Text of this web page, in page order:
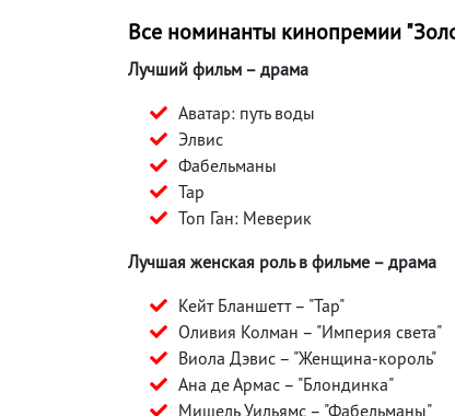
Все номинанты кинопремии
Лучший фильм – драма
Аватар: путь воды
Элвис
Фабельманы
Тар
Топ Ган: Меверик
Лучшая женская роль в фильме – драма
Кейт Бланшетт – "Тар"
Оливия Колман – "Империя света"
Виола Дэвис – "Женщина-король"
Ана де Армас – "Блондинка"
Мишель Уильямс – "Фабельманы"